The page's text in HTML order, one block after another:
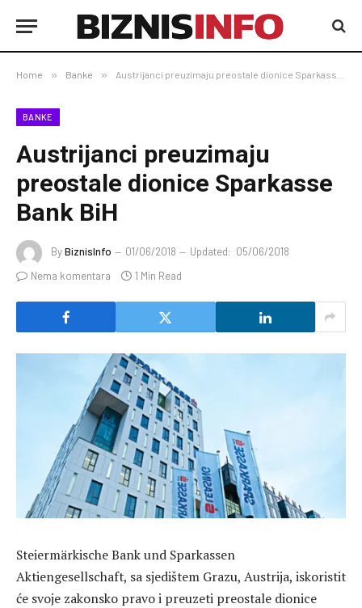
Home » Banke » Austrijanci preuzimaju preostale dionice Sparkasse Bank BiH
BANKE
Austrijanci preuzimaju
preostale dionice Sparkasse
Bank BiH
ByBiznisInfo 01/06/2018 Updated: 05/06/2018
Nema komentara
1 Min Read
Steiermärkische Bank und Sparkassen
Aktiengesellschaft, sa sjedištem Grazu, Austrija, iskoristit
će svoje zakonsko pravo i preuzeti preostale dionice